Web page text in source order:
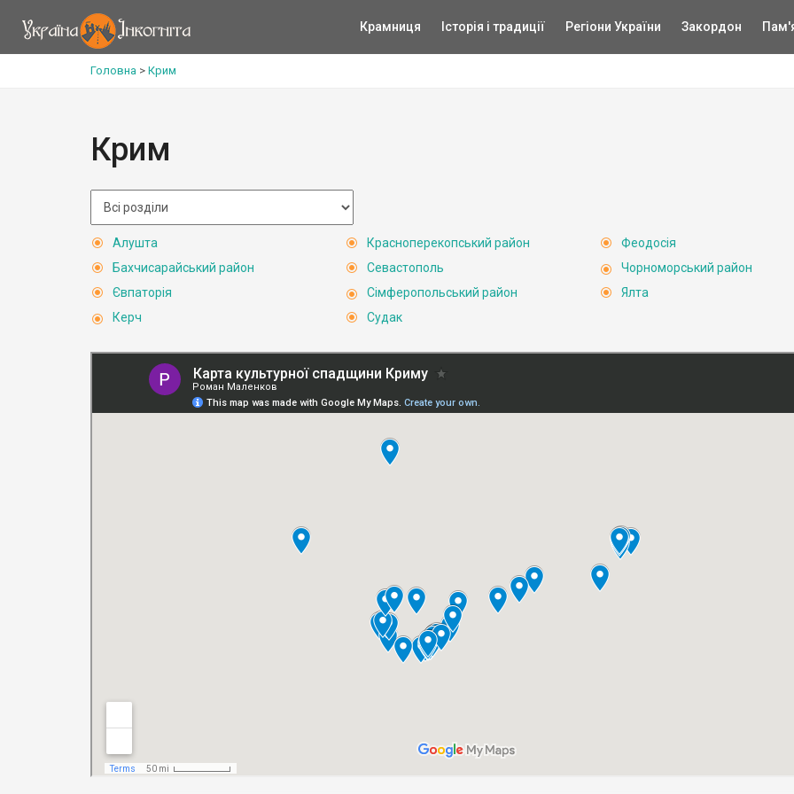
Крамниця Історія і традиції Регіони України Закордон
Головна > Крим
Крим
Алушта
Бахчисарайський район
Євпаторія
Керч
Красноперекопський район
Севастополь
Сімферопольський район
Судак
Феодосія
Чорноморський район
Ялта